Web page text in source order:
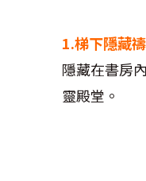
1.梯下隱藏
隱藏在書房
靈殿堂。